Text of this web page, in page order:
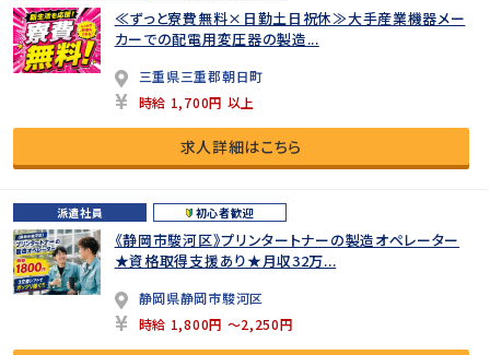
≪ずっと寮費無料×日勤土日祝休≫大手産業機器メー
カーでの配電用変圧器の製造...
三重県三重郡朝日町
時給 1,700円 以上
求人詳細はこちら
派遣社員 初心者歓迎
《静岡市駿河区》プリンタートナーの製造オペレーター
★資格取得支援あり★月収32万...
静岡県静岡市駿河区
時給 1,800円 ～2,250円